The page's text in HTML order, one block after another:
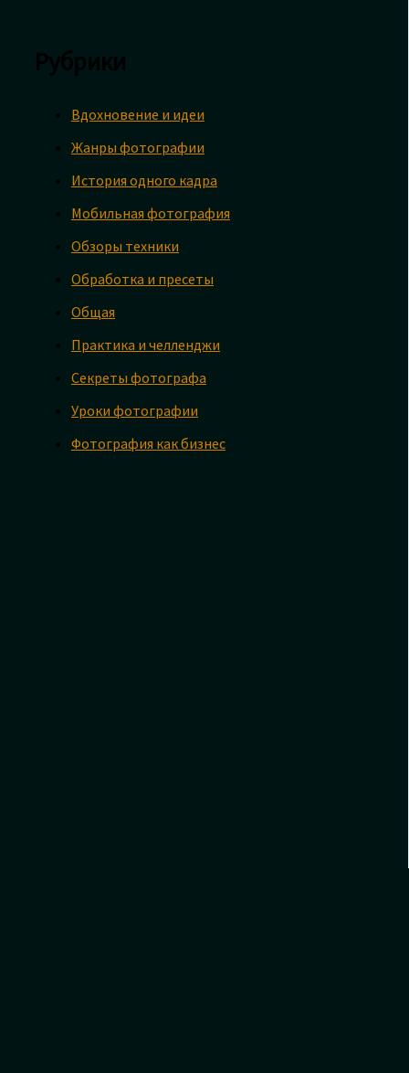
Вдохновение и идеи
Жанры фотографии
История одного кадра
Мобильная фотография
Обзоры техники
Обработка и пресеты
Общая
Практика и челленджи
Секреты фотографа
Уроки фотографии
Фотография как бизнес